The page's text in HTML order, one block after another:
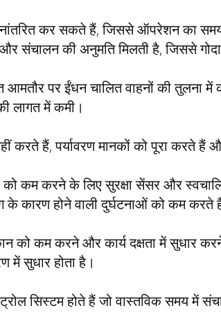
कर सकते हैं, जिससे ऑपरेशन का
संचालन की अनुमति मिलती है, जिससे
पर ईंधन चालित वाहनों की तुलना
लागत में कमी।
करते हैं, पर्यावरण मानकों को पूरा करते
कम करने के लिए सुरक्षा सेंसर और
कारण होने वाली दुर्घटनाओं को कम करते
कम करने और कार्य दक्षता में सुधार
में सुधार होता है।
सिस्टम होते हैं जो वास्तविक समय में